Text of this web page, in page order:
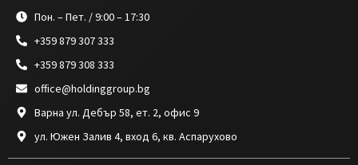
Пон. – Пет. / 9:00 – 17:30
+359 879 307 333
+359 879 308 333
office@holdinggroup.bg
Варна ул. Дебър 58, ет. 2, офис 9
ул. Южен Залив 4, вход 6, кв. Аспарухово